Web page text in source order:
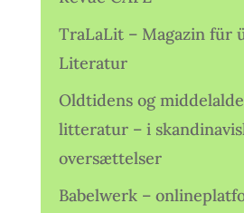
TraLaLit – Magazin für
Literatur
Oldtidens og
litteratur – i
oversættelser
Babelwerk –